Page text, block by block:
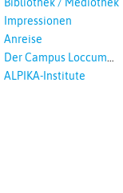
Impressionen
Anreise
Der Campus Loccum
und Loccumer
ALPIKA-Institute